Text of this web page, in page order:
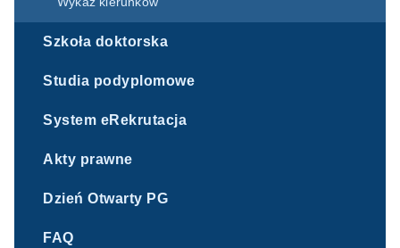
Szkoła doktorska
Studia podyplomowe
System eRekrutacja
Akty prawne
Dzień Otwarty PG
FAQ